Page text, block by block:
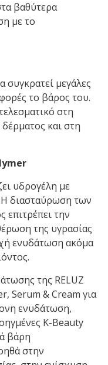
βαθύτερα
με το
συγκρατεί μεγάλες
το βάρος του.
στη
και στη
υδρογέλη με
διασταύρωση των
επιτρέπει την
της υγρασίας
ενυδάτωση ακόμα
της RELUZ
Serum & Cream για
ενυδάτωση,
K-Beauty
βάρη
στην